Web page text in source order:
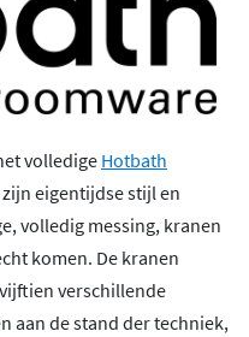
volledigeHotbath
eigentijdse stijl en
volledig messing, kranen
komen. De kranen
verschillende
aan de stand der techniek,